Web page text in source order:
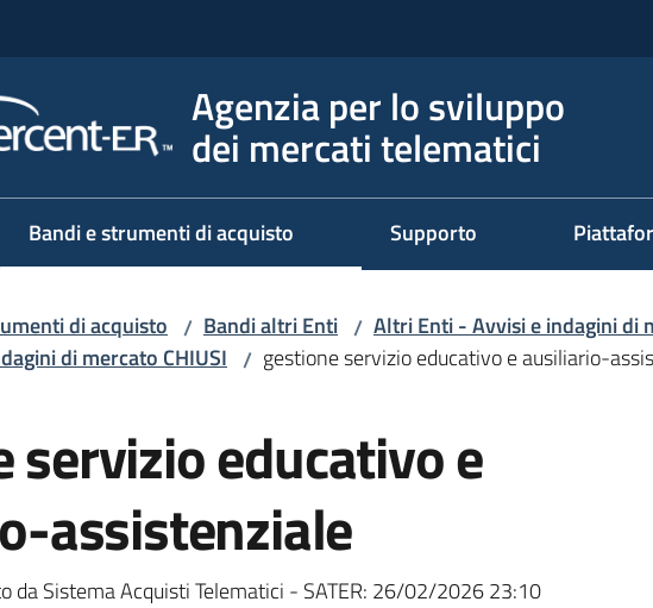
Agenzia per lo sviluppo
dei mercati telematici
Bandi e strumenti di acquisto Supporto
di acquisto / Bandi altri Enti / Altri Enti - Avvisi e indagini di
di mercato CHIUSI / gestione servizio educativo e ausiliario-
servizio educativo e
assistenziale
da Sistema Acquisti Telematici - SATER: 26/02/2026 23:10